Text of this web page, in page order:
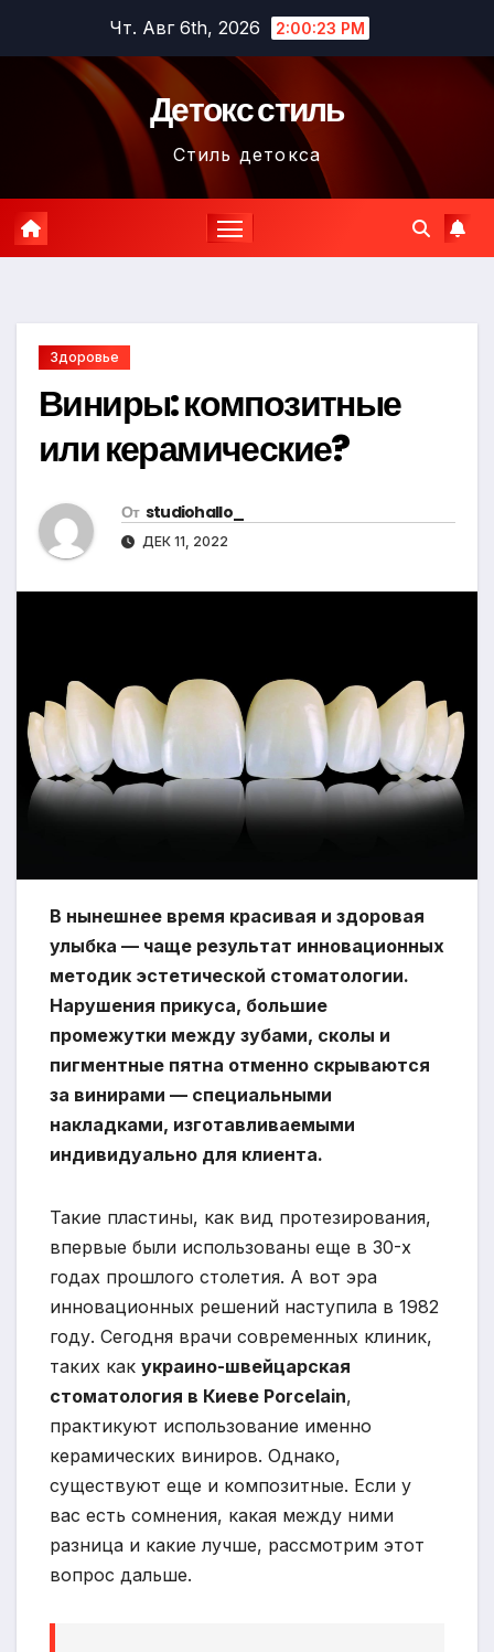
содержимому
Чт. Авг 6th, 2026 2:00:24 PM
Детокс стиль
Стиль детокса
Здоровье
Виниры: композитные
или керамические?
От studiohallo_
ДЕК 11, 2022
В нынешнее время красивая и здоровая
улыбка — чаще результат инновационных
методик эстетической стоматологии.
Нарушения прикуса, большие
промежутки между зубами, сколы и
пигментные пятна отменно скрываются
за винирами — специальными
накладками, изготавливаемыми
индивидуально для клиента.
Такие пластины, как вид протезирования,
впервые были использованы еще в 30-х
годах прошлого столетия. А вот эра
инновационных решений наступила в 1982
году. Сегодня врачи современных клиник,
таких как украино-швейцарская
стоматология в Киеве Porcelain,
практикуют использование именно
керамических виниров. Однако,
существуют еще и композитные. Если у
вас есть сомнения, какая между ними
разница и какие лучше, рассмотрим этот
вопрос дальше.